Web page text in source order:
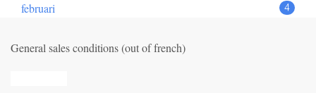
februari 4
General sales conditions (out of french)